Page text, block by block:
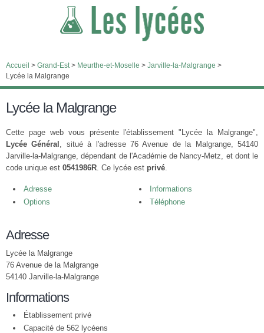
Accueil > Grand-Est> Meurthe-et-Moselle > Jarville-la-Malgrange >
Lycée la Malgrange
Lycée la Malgrange
Cette page web vous présente l'établissement "Lycée la Malgrange",
Lycée Général , situé à l'adresse 76 Avenue de la Malgrange, 54140
Jarville-la-Malgrange, dépendant de l'Académie de Nancy-Metz, et dont le
code unique est 0541986R. Ce lycée est privé.
Adresse
Informations
Options
Téléphone
Adresse
Lycée la Malgrange
76 Avenue de la Malgrange
54140 Jarville-la-Malgrange
Informations
Établissement privé
Capacité de 562 lycéens